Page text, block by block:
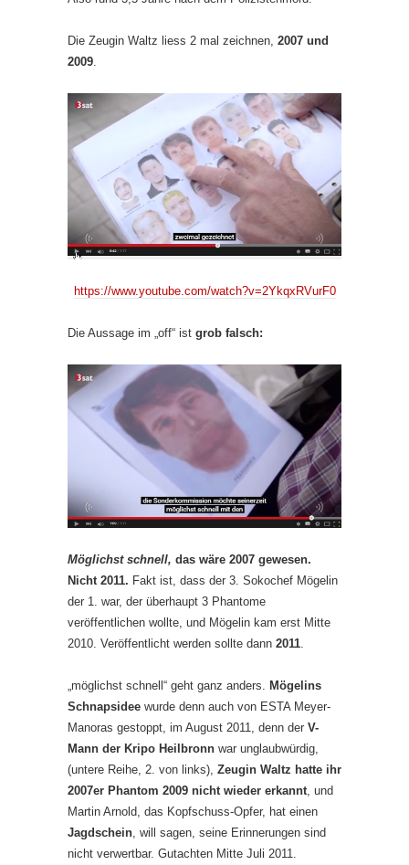
Die Zeugin Waltz liess 2 mal zeichnen, 2007 und
2009.
https://www.youtube.com/watch?v=2YkqxRVurF0
Die Aussage im „off“ ist grob falsch:
Möglichst schnell, das wäre 2007 gewesen.
Nicht 2011. Fakt ist, dass der 3. Sokochef Mögelin
der 1. war, der überhaupt 3 Phantome
veröffentlichen wollte, und Mögelin kam erst Mitte
2010. Veröffentlicht werden sollte dann 2011
„möglichst schnell“ geht ganz anders.
Mögelins
Schnapsidee wurde denn auch von ESTA Meyer-
Manoras gestoppt, im August 2011, denn der V-
Mann der Kripo Heilbronn war unglaubwürdig,
(untere Reihe, 2. von links), Zeugin Waltz hatte ihr
2007er Phantom 2009 nicht wieder erkannt , und
Martin Arnold, das Kopfschuss-Opfer, hat einen
Jagdschein , will sagen, seine Erinnerungen sind
nicht verwertbar. Gutachten Mitte Juli 2011.